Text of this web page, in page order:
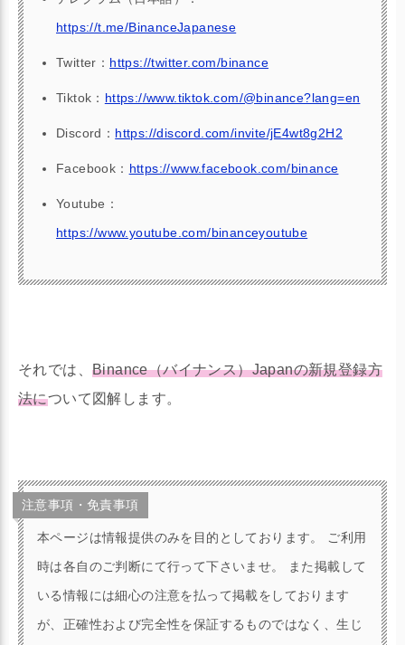
https://t.me/BinanceJapanese
Twitter： https://twitter.com/binance
Tiktok： https://www.tiktok.com/@binance?lang=en
Discord： https://discord.com/invite/jE4wt8g2H2
Facebook： https://www.facebook.com/binance
Youtube：
https://www.youtube.com/binanceyoutube
それでは、 Binance（バイナンス）Japanの新規登録方
法について図解します。
注意事項・免責事項
本ページは情報提供のみを目的としております。 ご利用
時は各自のご判断にて行って下さいませ。 また掲載して
いる情報には細心の注意を払って掲載をしております
が、正確性および完全性を保証するものではなく、生じ